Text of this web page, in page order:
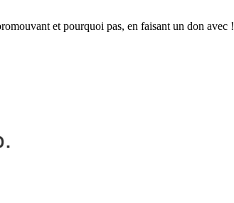
et pourquoi pas, en faisant un don avec !